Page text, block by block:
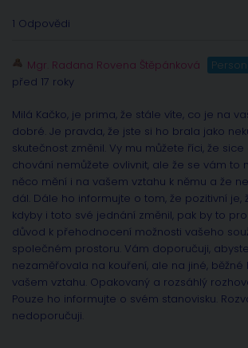
1 Odpovědi
Mgr. Radana Rovena Štěpánková
před 17 roky
Milá Kačko, je prima, že stále víte, co je na
dobré. Je pravda, že jste si ho brala jako
skutečnost změnil. Vy mu můžete říci, že
chování nemůžete ovlivnit, ale že se vám to
něco mění i na vašem vztahu k němu a že
dál. Dále ho informujte o tom, že pozitivní je,
kdyby i toto své jednání změnil, pak by to
důvod k přehodnocení možnosti vašeho
společném prostoru. Vám doporučuji,
nezaměřovala na kouření, ale na jiné, běžné
vašem vztahu. Opakovaný a rozsáhlý
Pouze ho informujte o svém stanovisku.
nedoporučuji.